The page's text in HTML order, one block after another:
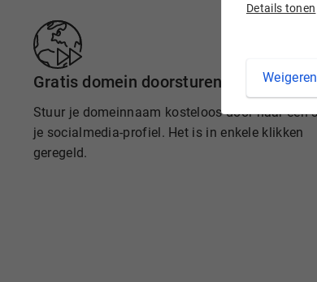
Details tonen
Weigeren
Gratis domein doorsturen
Stuur je domeinnaam kosteloos door naar een
je socialmedia-profiel. Het is in enkele klikken
geregeld.